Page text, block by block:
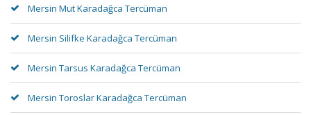
Mersin Mut Karadağca Tercüman
Mersin Silifke Karadağca Tercüman
Mersin Tarsus Karadağca Tercüman
Mersin Toroslar Karadağca Tercüman